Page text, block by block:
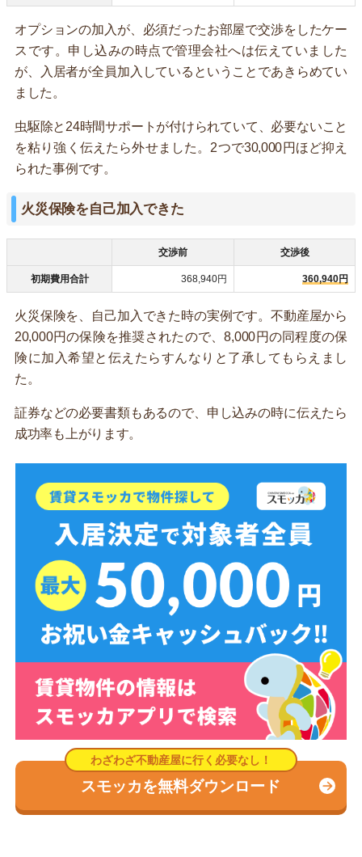
オプションの加入が、必須だったお部屋で交渉をしたケー
スです。申し込みの時点で管理会社へは伝えていました
が、入居者が全員加入しているということであきらめてい
ました。
虫駆除と24時間サポートが付けられていて、必要ないこと
を粘り強く伝えたら外せました。2つで30,000円ほど抑え
られた事例です。
火災保険を自己加入できた
交渉前 交渉後
初期費用合計 368,940円 360,940円
火災保険を、自己加入できた時の実例です。不動産屋から
20,000円の保険を推奨されたので、8,000円の同程度の保
険に加入希望と伝えたらすんなりと了承してもらえまし
た。
証券などの必要書類もあるので、申し込みの時に伝えたら
成功率も上がります。
スモッカを無料ダウンロード